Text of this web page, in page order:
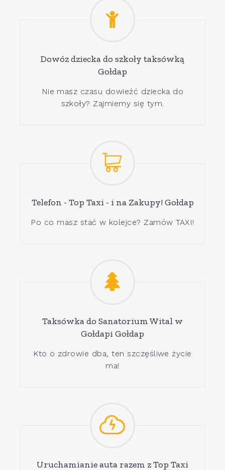
Dowóz dziecka do szkoły taksówką
Gołdap
Nie masz czasu dowieźć dziecka do
szkoły? Zajmiemy się tym.
Telefon - Top Taxi - i na Zakupy! Gołdap
Po co masz stać w kolejce? Zamów TAXI!
Taksówka do Sanatorium Wital w
Gołdapi Gołdap
Kto o zdrowie dba, ten szczęśliwe życie
ma!
Uruchamianie auta razem z Top Taxi